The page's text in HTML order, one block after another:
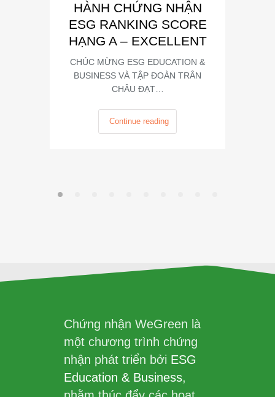
HÀNH CHỨNG NHẬN
ESG RANKING SCORE
HẠNG A – EXCELLENT
CHÚC MỪNG ESG EDUCATION &
BUSINESS VÀ TẬP ĐOÀN TRÂN
CHÂU ĐẠT…
Continue reading
Chứng nhận WeGreen là
một chương trình chứng
nhận phát triển bởi ESG
Education & Business,